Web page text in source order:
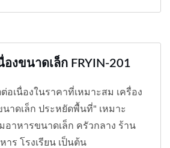
องขนาดเล็ก FRYIN-201
อเนื่องในราคาที่เหมาะสม เครื่อง
นาดเล็ก ประหยัดพื้นที่" เหมาะ
อาหารขนาดเล็ก ครัวกลาง ร้าน
าร โรงเรียน เป็นต้น